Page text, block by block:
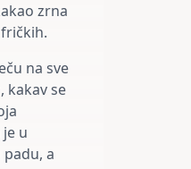
zrna
na sve
kakav se
u
a